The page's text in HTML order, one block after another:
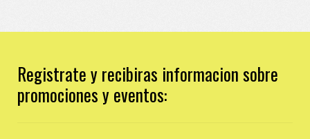
Registrate y recibiras informacion sobre
promociones y eventos: